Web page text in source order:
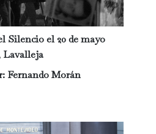
Silencio el 20 de mayo
Lavalleja
Fernando Morán